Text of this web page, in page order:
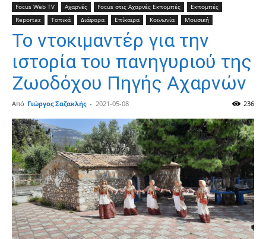
Focus Web TV Αχαρνές Focus στις Αχαρνές Εκπομπές
Εκπομπές
Reportaz
Τοπικά Διάφορα Επίκαιρα Κοινωνία Μουσική
Το ντοκιμαντέρ για την
ιστορία του πανηγυριού της
Ζωοδόχου Πηγής Αχαρνών
Από Γιώργος Σαζακλής - 2021-05-08 236